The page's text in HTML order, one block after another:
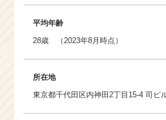
平均年齢
28歳 （2023年8月時点）
所在地
東京都千代田区内神田2丁目15-4 司ビ